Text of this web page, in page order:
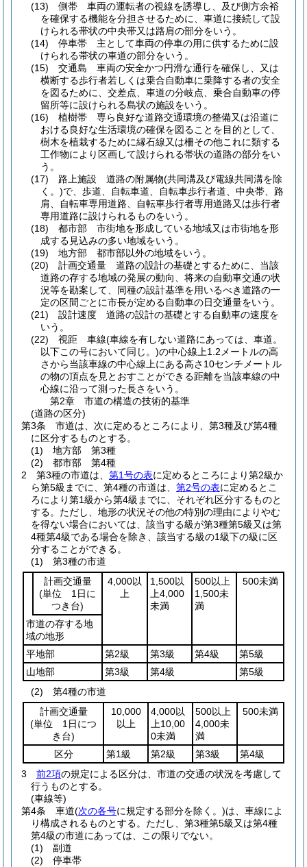
(13)
側帯 車両の運転者の視線を誘導し、及び側方余裕
を確保する機能を分担させるために、車道に接続して設
けられる帯状の中央帯又は路肩の部分をいう。
(14)
停車帯 主として車両の停車の用に供するために設
けられる帯状の車道の部分をいう。
(15)
交通島 車両の安全かつ円滑な通行を確保し、又は
横断する歩行者若しくは乗合自動車に乗降する者の安全
を図るために、交差点、車道の分岐点、乗合自動車の停
留所等に設けられる島状の施設をいう。
(16)
植樹帯 専ら良好な道路交通環境の整備又は沿道に
おける良好な生活環境の確保を図ることを目的として、
樹木を植栽するために縁石線又は柵その他これに類する
工作物により区画して設けられる帯状の道路の部分をい
う。
(17)
路上施設 道路の附属物(共同溝及び電線共同溝を除
く。)で、歩道、自転車道、自転車歩行者道、中央帯、路
肩、自転車専用道路、自転車歩行者専用道路又は歩行者
専用道路に設けられるものをいう。
(18)
都市部 市街地を形成している地域又は市街地を形
成する見込みの多い地域をいう。
(19)
地方部 都市部以外の地域をいう。
(20)
計画交通量 道路の設計の基礎とするために、当該
道路の存する地域の発展の動向、将来の自動車交通の状
況等を勘案して、同種の設計基準を用いるべき道路の一
定の区間ごとに市長が定める自動車の日交通量をいう。
(21)
設計速度 道路の設計の基礎とする自動車の速度を
いう。
(22)
視距 車線(車線を有しない道路にあっては、車道。
以下この号において同じ。)の中心線上1.2メートルの高
さから当該車線の中心線上にある高さ10センチメートル
の物の頂点を見とおすことができる距離を当該車線の中
心線に沿って測った長さをいう。
第2章
市道の構造の技術的基準
(道路の区分)
第3条
市道は、次に定めるところにより、第3種及び第4種
に区分するものとする。
(1)
地方部 第3種
(2)
都市部 第4種
2
第3種の市道は、 第1号の表に定めるところにより第2級か
ら第5級までに、第4種の市道は、 第2号の表に定めるとこ
ろにより第1級から第4級までに、それぞれ区分するものと
する。 ただし、地形の状況その他の特別の理由によりやむ
を得ない場合においては、該当する級が第3種第5級又は第
4種第4級である場合を除き、該当する級の1級下の級に区
分することができる。
(1)
第3種の市道
計画交通量
(単位 1日に
つき台)
4,000以
上
1,500以
上4,000
未満
500以上
1,500未
満
500未満
市道の存する地
域の地形
平地部
第2級 第3級 第4級
第5級
山地部
第3級 第4級
第5級
(2)
第4種の市道
計画交通量
(単位 1日につ
き台)
10,000
以上
4,000以
上10,00
0未満
500以上
4,000未
満
500未満
区分 第1級 第2級 第3級
第4級
3
前2項の規定による区分は、市道の交通の状況を考慮して
行うものとする。
(車線等)
第4条
車道(次の各号に規定する部分を除く。)は、車線によ
り構成されるものとする。 ただし、第3種第5級又は第4種
第4級の市道にあっては、この限りでない。
(1)
副道
(2)
停車帯